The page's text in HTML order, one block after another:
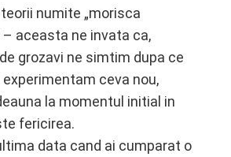
numite „morisca
– aceasta ne invata ca,
grozavi ne simtim dupa ce
ceva nou,
la momentul initial in
fericirea.
data cand ai cumparat o